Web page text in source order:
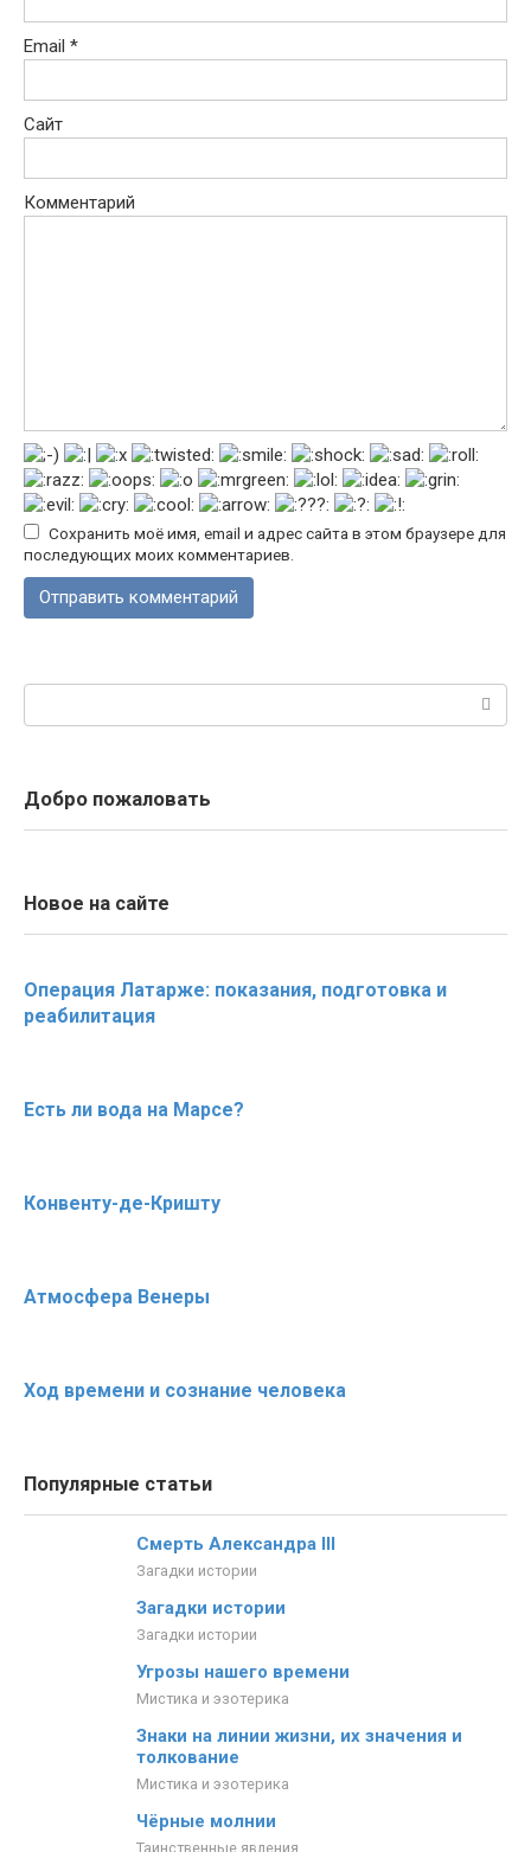
Email *
Сайт
Комментарий
Сохранить моё имя, email и адрес сайта в этом браузере для
последующих моих комментариев.
Поиск:
Добро пожаловать
Новое на сайте
Операция Латарже: показания, подготовка и
реабилитация
Есть ли вода на Марсе?
Конвенту-де-Кришту
Атмосфера Венеры
Ход времени и сознание человека
Популярные статьи
Смерть Александра III
Загадки истории
Загадки истории
Загадки истории
Угрозы нашего времени
Мистика и эзотерика
Знаки на линии жизни, их значения и
толкование
Мистика и эзотерика
Чёрные молнии
Таинственные явления